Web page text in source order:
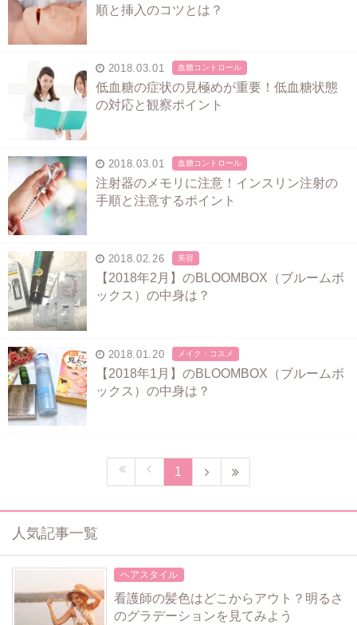
順と挿入のコツとは？
2018.03.01 血糖コントロール
低血糖の症状の見極めが重要！低血糖状態
の対応と観察ポイント
2018.03.01 血糖コントロール
注射器のメモリに注意！インスリン注射の
手順と注意するポイント
2018.02.26 美容
【2018年2月】のBLOOMBOX（ブルームボ
ックス）の中身は？
2018.01.20 メイク・コスメ
【2018年1月】のBLOOMBOX（ブルームボ
ックス）の中身は？
1
人気記事一覧
ヘアスタイル
看護師の髪色はどこからアウト？明るさ
のグラデーションを見てみよう